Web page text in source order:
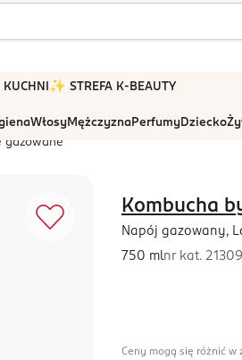
KUCHNI ✨ STREFA K-BEAUTY
WłosyMężczyznaPerfumyDziecko
gazowane
Kombucha
Napój gazowany,
750 mlnr kat.
Ceny mogą się różnić w